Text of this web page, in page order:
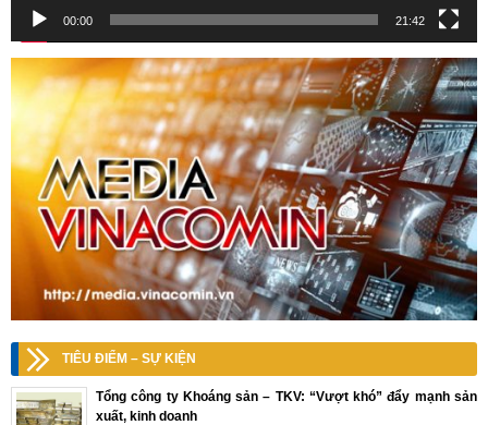
00:00 21:42
TIÊU ĐIỂM – SỰ KIỆN
Tổng công ty Khoáng sản – TKV: “Vượt khó” đẩy mạnh sản
xuất, kinh doanh